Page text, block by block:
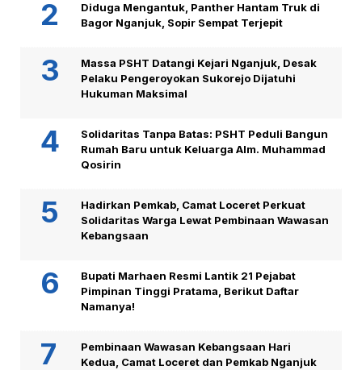
Diduga Mengantuk, Panther Hantam Truk di
Bagor Nganjuk, Sopir Sempat Terjepit
Massa PSHT Datangi Kejari Nganjuk, Desak
Pelaku Pengeroyokan Sukorejo Dijatuhi
Hukuman Maksimal
Solidaritas Tanpa Batas: PSHT Peduli Bangun
Rumah Baru untuk Keluarga Alm. Muhammad
Qosirin
Hadirkan Pemkab, Camat Loceret Perkuat
Solidaritas Warga Lewat Pembinaan Wawasan
Kebangsaan
Bupati Marhaen Resmi Lantik 21 Pejabat
Pimpinan Tinggi Pratama, Berikut Daftar
Namanya!
Pembinaan Wawasan Kebangsaan Hari
Kedua, Camat Loceret dan Pemkab Nganjuk